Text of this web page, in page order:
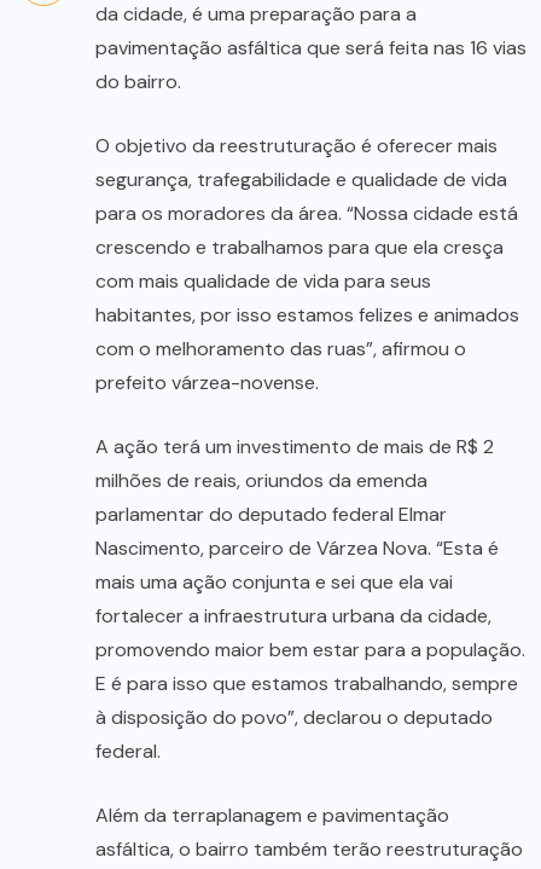
da cidade, é uma preparação para a
pavimentação asfáltica que será feita nas 16 vias
do bairro.
O objetivo da reestruturação é oferecer mais
segurança, trafegabilidade e qualidade de vida
para os moradores da área. “Nossa cidade está
crescendo e trabalhamos para que ela cresça
com mais qualidade de vida para seus
habitantes, por isso estamos felizes e animados
com o melhoramento das ruas”, afirmou o
prefeito várzea-novense.
A ação terá um investimento de mais de R$ 2
milhões de reais, oriundos da emenda
parlamentar do deputado federal Elmar
Nascimento, parceiro de Várzea Nova. “Esta é
mais uma ação conjunta e sei que ela vai
fortalecer a infraestrutura urbana da cidade,
promovendo maior bem estar para a população.
E é para isso que estamos trabalhando, sempre
à disposição do povo”, declarou o deputado
federal.
Além da terraplanagem e pavimentação
asfáltica, o bairro também terão reestruturação